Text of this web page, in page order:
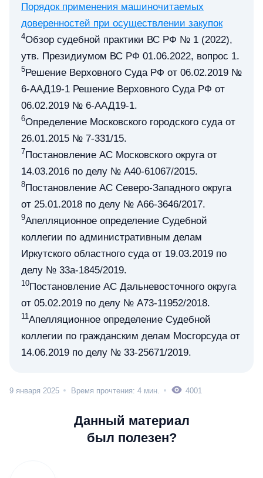
Порядок применения машиночитаемых
доверенностей при осуществлении закупок
4Обзор судебной практики ВС РФ № 1 (2022),
утв. Президиумом ВС РФ 01.06.2022, вопрос 1.
5Решение Верховного Суда РФ от 06.02.2019 №
6-ААД19-1 Решение Верховного Суда РФ от
06.02.2019 № 6-ААД19-1.
6Определение Московского городского суда от
26.01.2015 № 7-331/15.
7Постановление АС Московского округа от
14.03.2016 по делу № А40-61067/2015.
8Постановление АС Северо-Западного округа
от 25.01.2018 по делу № А66-3646/2017.
9Апелляционное определение Судебной
коллегии по административным делам
Иркутского областного суда от 19.03.2019 по
делу № 33а-1845/2019.
10Постановление АС Дальневосточного округа
от 05.02.2019 по делу № А73-11952/2018.
11Апелляционное определение Судебной
коллегии по гражданским делам Мосгорсуда от
14.06.2019 по делу № 33-25671/2019.
9 января 2025 Время прочтения: 4 мин. 4001
Данный материал
был полезен?